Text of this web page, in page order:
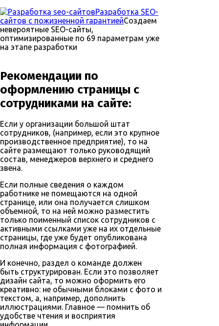
Разработка SEO-
сайтов с пожизненной гарантиейСоздаем
невероятные SEO-сайты,
оптимизированные по 69 параметрам уже
на этапе разработки
Рекомендации по
оформлению страницы с
сотрудниками на сайте:
Если у организации большой штат
сотрудников, (например, если это крупное
производственное предприятие), то на
сайте размещают только руководящий
состав, менеджеров верхнего и среднего
звена.
Если полные сведения о каждом
работнике не помещаются на одной
странице, или она получается слишком
объемной, то на ней можно разместить
только поименный список сотрудников с
активными ссылками уже на их отдельные
страницы, где уже будет опубликована
полная информация с фотографией.
И конечно, раздел о команде должен
быть структурирован. Если это позволяет
дизайн сайта, то можно оформить его
креативно: не обычными блоками с фото и
текстом, а, например, дополнить
иллюстрациями. Главное — помнить об
удобстве чтения и восприятия